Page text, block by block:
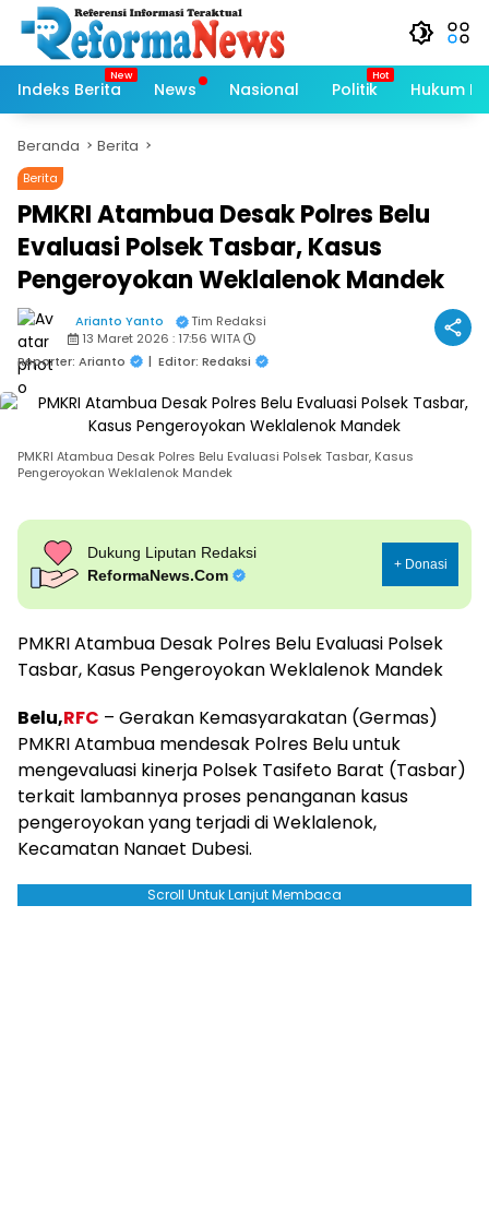
Langsung
konten
Indeks Berita
News Nasional Politik Hukum
Beranda Berita
Berita
PMKRI Atambua Desak Polres Belu
Evaluasi Polsek Tasbar, Kasus
Pengeroyokan Weklalenok Mandek
Arianto Yanto
Tim Redaksi
13 Maret 2026 : 17:56 WITA
Reporter: Arianto
| Editor: Redaksi
PMKRI Atambua Desak Polres Belu Evaluasi Polsek Tasbar, Kasus
Pengeroyokan Weklalenok Mandek
Dukung Liputan Redaksi
ReformaNews.Com
+ Donasi
PMKRI Atambua Desak Polres Belu Evaluasi Polsek
Tasbar, Kasus Pengeroyokan Weklalenok Mandek
Belu,RFC – Gerakan Kemasyarakatan (Germas)
PMKRI Atambua mendesak Polres Belu untuk
mengevaluasi kinerja Polsek Tasifeto Barat (Tasbar)
terkait lambannya proses penanganan kasus
pengeroyokan yang terjadi di Weklalenok,
Kecamatan Nanaet Dubesi.
Scroll Untuk Lanjut Membaca